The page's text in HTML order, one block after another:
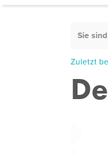
Sie
Zuletzt